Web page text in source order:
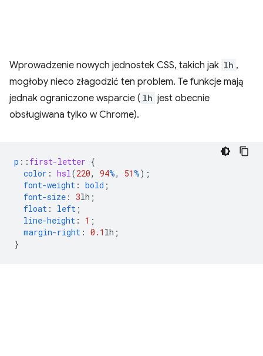
Wprowadzenie nowych jednostek CSS, takich jak lh ,
mogłoby nieco złagodzić ten problem. Te funkcje mają
jednak ograniczone wsparcie ( lh jest obecnie
obsługiwana tylko w Chrome).
p :: first-letter {
color : hsl(220, 94%, 51%);
font-weight : bold ;
font-size : 3lh ;
float : left ;
line-height : 1 ;
margin-right : 0.1 lh ;
}